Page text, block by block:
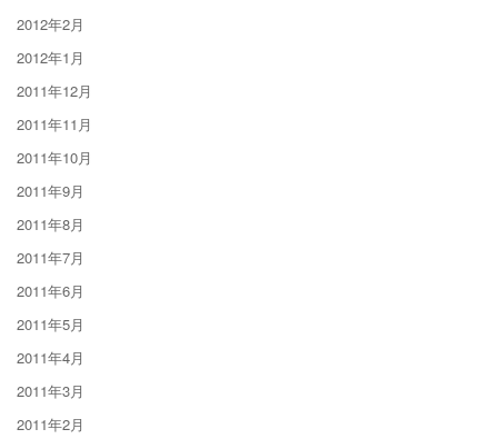
2012年2月
2012年1月
2011年12月
2011年11月
2011年10月
2011年9月
2011年8月
2011年7月
2011年6月
2011年5月
2011年4月
2011年3月
2011年2月